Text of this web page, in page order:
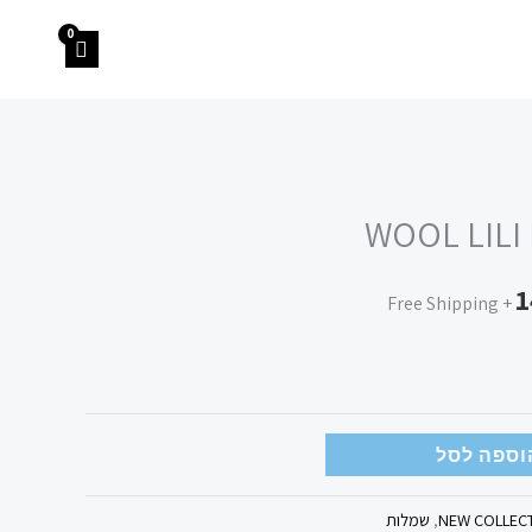
WOOL LILI
הנוכחי
הוא:
+ Free Shipping
לסל
NEW
, שמלות